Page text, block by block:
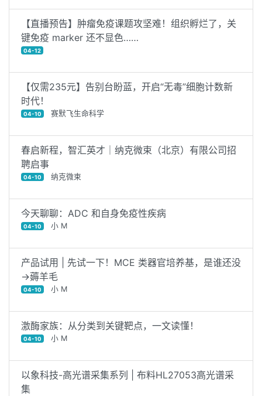
【直播预告】肿瘤免疫课题攻坚难！组织孵烂了，关
键免疫 marker 还不显色……
04-12
【仅需235元】告别台盼蓝，开启“无毒”细胞计数新
时代！
04-10 赛默飞生命科学
春启新程，智汇英才｜纳克微束（北京）有限公司招
聘启事
04-10 纳克微束
今天聊聊：ADC 和自身免疫性疾病
04-10 小 M
产品试用 | 先试一下！MCE 类器官培养基，是谁还没
→薅羊毛
04-10 小 M
激酶家族：从分类到关键靶点，一文读懂！
04-10 小 M
以象科技-高光谱采集系列 | 布料HL27053高光谱采
集